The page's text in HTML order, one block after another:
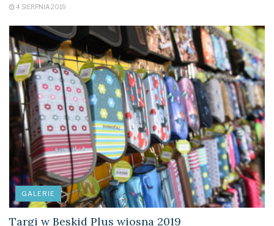
4 SIERPNIA 2019
GALERIE
Targi w Beskid Plus wiosna 2019